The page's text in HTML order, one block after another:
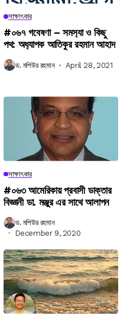
সাক্ষাৎকার
#০৬৭ গবেষণা – সমস‍্যা ও কিছু
পথ: অধ‍্যাপক আতিকুর রহমান আহাদ
ড. মশিউর রহমান April 28, 2021
সাক্ষাৎকার
#০৬৩ আমেরিকায় প্রবাসী ডাক্তার
বিজ্ঞানী ডা. মঞ্জুর এর সাথে আলাপন
ড. মশিউর রহমান
December 9, 2020